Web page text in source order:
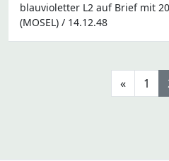
blauvioletter L2 auf Brief mit
(MOSEL) / 14.12.48
« 1